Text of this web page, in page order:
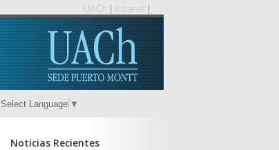
UACh Intranet
Select Language ▼
Noticias Recientes